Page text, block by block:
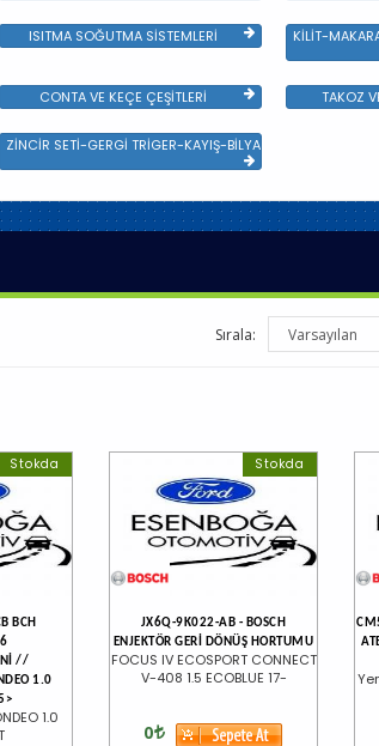
ISITMA SOĞUTMA SİSTEMLERİ KİLİT-
CONTA VE KEÇE ÇEŞİTLERİ TAKOZ
ZİNCİR SETİ-GERGİ TRİGER-KAYIŞ-BİLYA VE DEVİRDAİM
Sırala:
Stokda
BCH
//
1.0
1.0
Stokda
JX6Q-9K022-AB - BOSCH
ENJEKTÖR GERİ DÖNÜŞ HORTUMU
FOCUS IV ECOSPORT CONNECT
V-408 1.5 ECOBLUE 17-
0